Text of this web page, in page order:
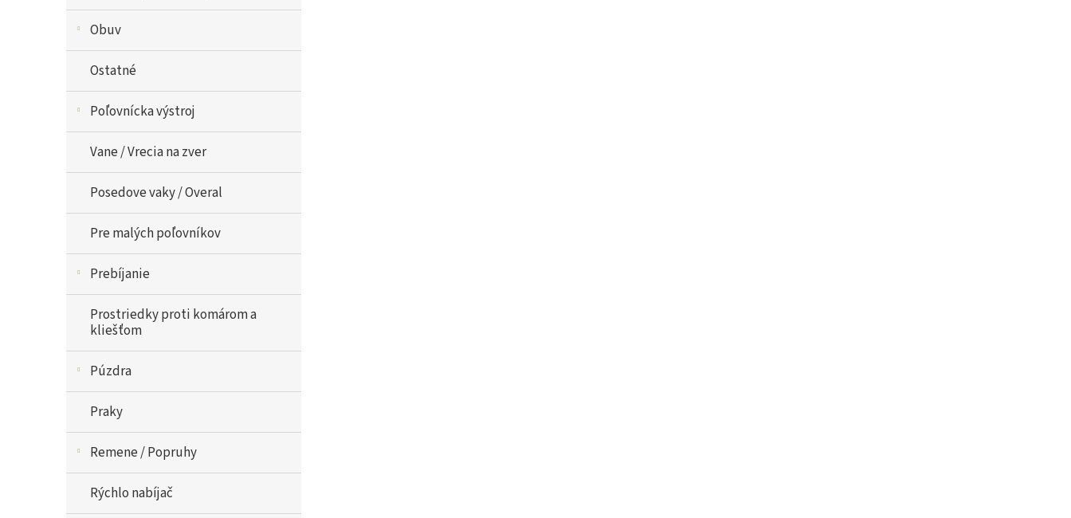
Obuv
Ostatné
Poľovnícka výstroj
Vane / Vrecia na zver
Posedove vaky / Overal
Pre malých poľovníkov
Prebíjanie
Prostriedky proti komárom a
kliešťom
Púzdra
Praky
Remene / Popruhy
Rýchlo nabíjač